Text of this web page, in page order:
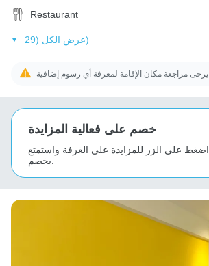
Restaurant
عرض الكل (29)
خصم على فعالية المزايدة
اضغط على الزر للمزايدة على الغرفة واستمتع